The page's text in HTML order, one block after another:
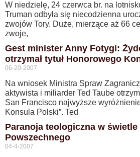
W niedzielę, 24 czerwca br. na
Truman odbyła się niecodzienna
zwojów Tory. Duże, mierzące aż 66
zwoje,
Gest minister Anny Fotygi:
otrzymał tytuł Honorowego
06-20-2007
Na wniosek Ministra Spraw
aktywista i miliarder Ted Taube
San Francisco najwyższe
Konsula Polski”. Ted
Paranoja teologiczna w
Powszechnego
04-4-2007